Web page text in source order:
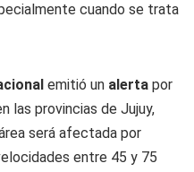
cuando se trata
emitió un alerta por
las provincias de Jujuy,
será afectada por
entre 45 y 75